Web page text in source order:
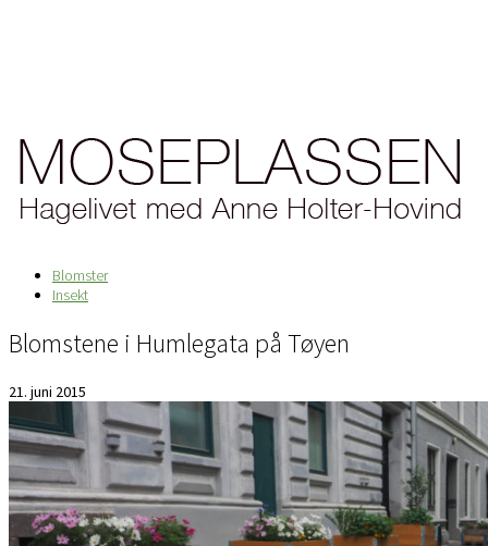
Blomster
Insekt
Blomstene i Humlegata på Tøyen
21. juni 2015